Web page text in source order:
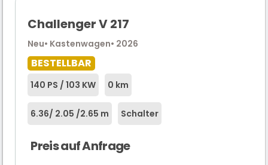
Challenger V 217
Neu• Kastenwagen• 2026
BESTELLBAR
140 PS / 103 KW 0 km
6.36/ 2.05 /2.65 m Schalter
Preis auf Anfrage